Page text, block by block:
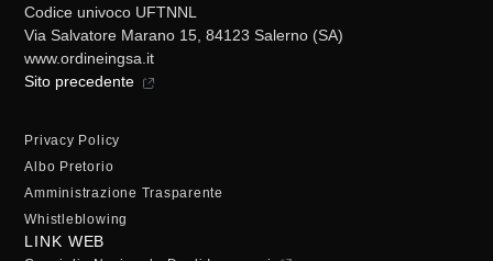
Codice univoco UFTNNL
Via Salvatore Marano 15, 84123 Salerno (SA)
www.ordineingsa.it
Sito precedente
Privacy Policy
Albo Pretorio
Amministrazione Trasparente
Whistleblowing
LINK WEB